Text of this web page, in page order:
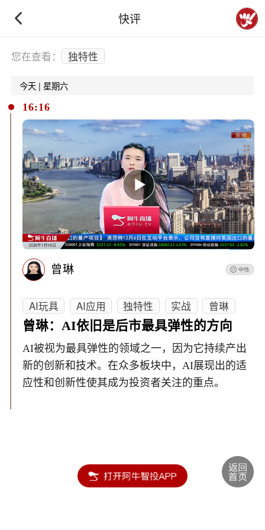
快评
下拉刷新
您在查看： 独特性
今天 | 星期六
16:16
曾琳
AI玩具 AI应用 独特性 实战
曾琳
曾琳：AI依旧是后市最具弹性的方向
AI被视为最具弹性的领域之一，因为它持续产出
新的创新和技术。在众多板块中，AI展现出的适
应性和创新性使其成为投资者关注的重点。